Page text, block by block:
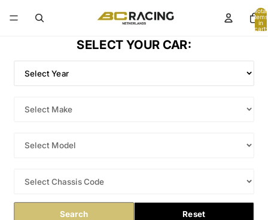
Total
items
in
cart:
SELECT YOUR CAR:
Search Reset